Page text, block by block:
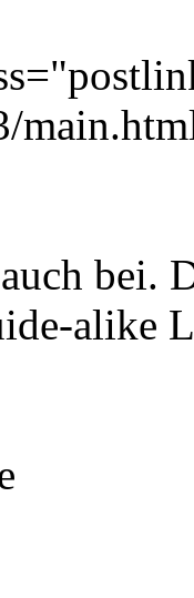
bei.
alike